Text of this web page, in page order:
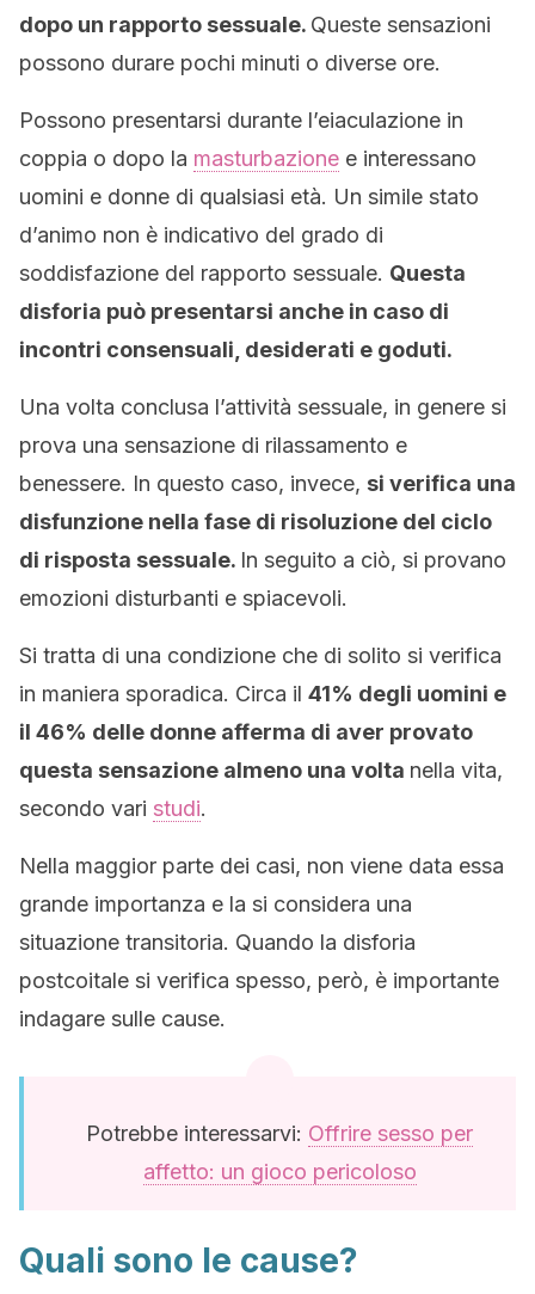
dopo un rapporto sessuale. Queste sensazioni
possono durare pochi minuti o diverse ore.
Possono presentarsi durante l’eiaculazione in
coppia o dopo la masturbazione e interessano
uomini e donne di qualsiasi età. Un simile stato
d’animo non è indicativo del grado di
soddisfazione del rapporto sessuale. Questa
disforia può presentarsi anche in caso di
incontri consensuali, desiderati e goduti.
Una volta conclusa l’attività sessuale, in genere si
prova una sensazione di rilassamento e
benessere. In questo caso, invece, si verifica una
disfunzione nella fase di risoluzione del ciclo
di risposta sessuale. In seguito a ciò, si provano
emozioni disturbanti e spiacevoli.
Si tratta di una condizione che di solito si verifica
in maniera sporadica. Circa il 41% degli uomini e
il 46% delle donne afferma di aver provato
questa sensazione almeno una volta nella vita,
secondo vari studi.
Nella maggior parte dei casi, non viene data essa
grande importanza e la si considera una
situazione transitoria. Quando la disforia
postcoitale si verifica spesso, però, è importante
indagare sulle cause.
Potrebbe interessarvi: Offrire sesso per
affetto: un gioco pericoloso
Quali sono le cause?